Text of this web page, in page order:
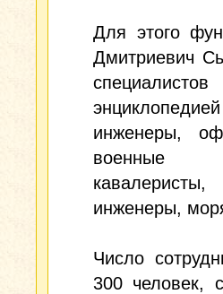
Для этого
Дмитриевич
инженеры,
военные
инженеры,
Число
300 человек,